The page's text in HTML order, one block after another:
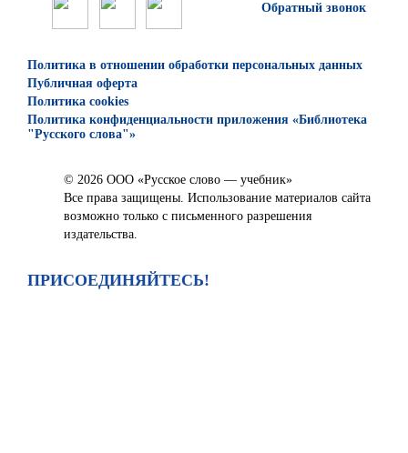
Обратный звонок
Политика в отношении обработки персональных данных
Публичная оферта
Политика cookies
Политика конфиденциальности приложения «Библиотека
"Русского слова"»
© 2026 ООО «Русское слово — учебник»
Все права защищены. Использование материалов сайта
возможно только с письменного разрешения
издательства.
ПРИСОЕДИНЯЙТЕСЬ!